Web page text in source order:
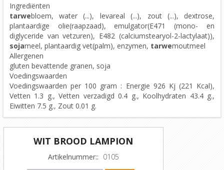
Ingrediënten
tarwebloem, water (...), levareal (...), zout (...), dextrose,
plantaardige olie(raapzaad), emulgator(E471 (mono- en
diglyceride van vetzuren), E482 (calciumstearyol-2-lactylaat)),
sojameel, plantaardig vet(palm), enzymen, tarwemoutmeel
Allergenen
gluten bevattende granen, soja
Voedingswaarden
Voedingswaarden per 100 gram : Energie 926 Kj (221 Kcal),
Vetten 1.3 g., Vetten verzadigd 0.4 g., Koolhydraten 43.4 g.,
Eiwitten 7.5 g., Zout 0.01 g.
WIT BROOD LAMPION
Artikelnummer:: 0105